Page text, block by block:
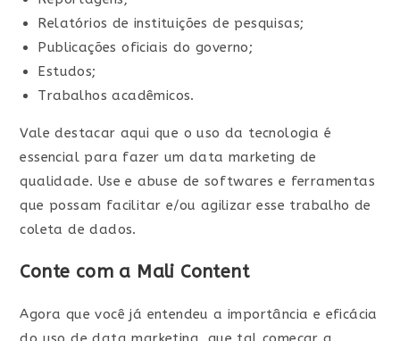
Relatórios de instituições de pesquisas;
Publicações oficiais do governo;
Estudos;
Trabalhos acadêmicos.
Vale destacar aqui que o uso da tecnologia é
essencial para fazer um data marketing de
qualidade. Use e abuse de softwares e ferramentas
que possam facilitar e/ou agilizar esse trabalho de
coleta de dados.
Conte com a Mali Content
Agora que você já entendeu a importância e eficácia